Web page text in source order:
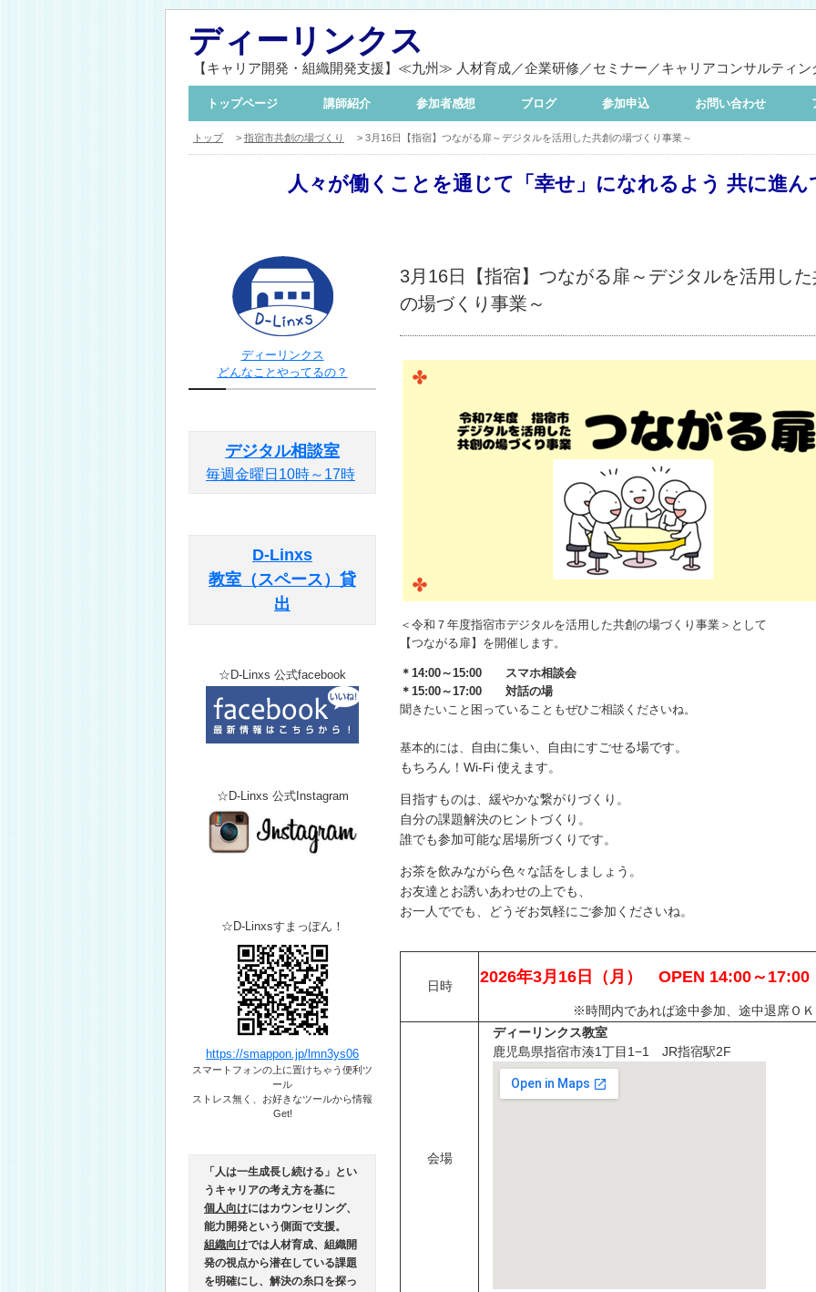
ディーリンクス
【キャリア開発・組織開発支援】≪九州≫ 人材育成／企業研修／セミナー／キャリアコンサルティン
トップページ 講師紹介 参加者感想 ブログ 参加申込 お問い合わせ
トップ > 指宿市共創の場づくり > 3月16日【指宿】つながる扉～デジタルを活用した共創の場づくり事業～
人々が働くことを通じて「幸せ」になれるよう 共に進
ディーリンクス
どんなことやってるの？
デジタル相談室
毎週金曜日10時～17時
D-Linxs
教室（スペース）貸
出
☆D-Linxs 公式facebook
☆D-Linxs 公式Instagram
☆D-Linxsすまっぽん！
https://smappon.jp/lmn3ys06
スマートフォンの上に置けちゃう便利ツ
ール​
ストレス無く、お好きなツールから情報
Get!
「人は一生成長し続ける」とい
うキャリアの考え方を基に
個人向けにはカウンセリング、
能力開発という側面で支援。
組織向けでは人材育成、組織開
発の視点から潜在している課題
を明確にし、解決の糸口を探っ
3月16日【指宿】つながる扉～デジタルを活用し
の場づくり事業～
＜令和７年度指宿市デジタルを活用した共創の場づくり事業＞として
【つながる扉】を開催します。
＊14:00～15:00 スマホ相談会
＊15:00～17:00 対話の場
聞きたいこと困っていることもぜひご相談くださいね。
基本的には、
自由に集い、自由にすごせる場です。
もちろん！Wi‐Fi 使えます。
目指すものは、緩やかな繋がりづくり。
自分の課題解決のヒントづくり。
誰でも参加可能な居場所づくりです。
お茶を飲みながら色々な話をしましょう。
お友達とお誘いあわせの上でも、
お一人ででも、どうぞお気軽にご参加くださいね。
日時 2026年3月16日（月 ） OPEN 14:00～17:00
※時間内であれば途中参加、途中退席Ｏ
会場
ディーリンクス教室
鹿児島県指宿市湊1丁目1−1 JR指宿駅2F